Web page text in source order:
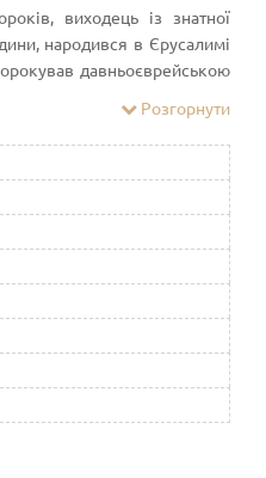
виходець із знатної
народився в Єрусалимі
давньоєврейською
Розгорнути